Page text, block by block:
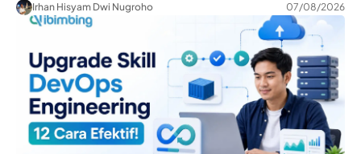
Irhan Hisyam Dwi Nugroho
07/08/2026